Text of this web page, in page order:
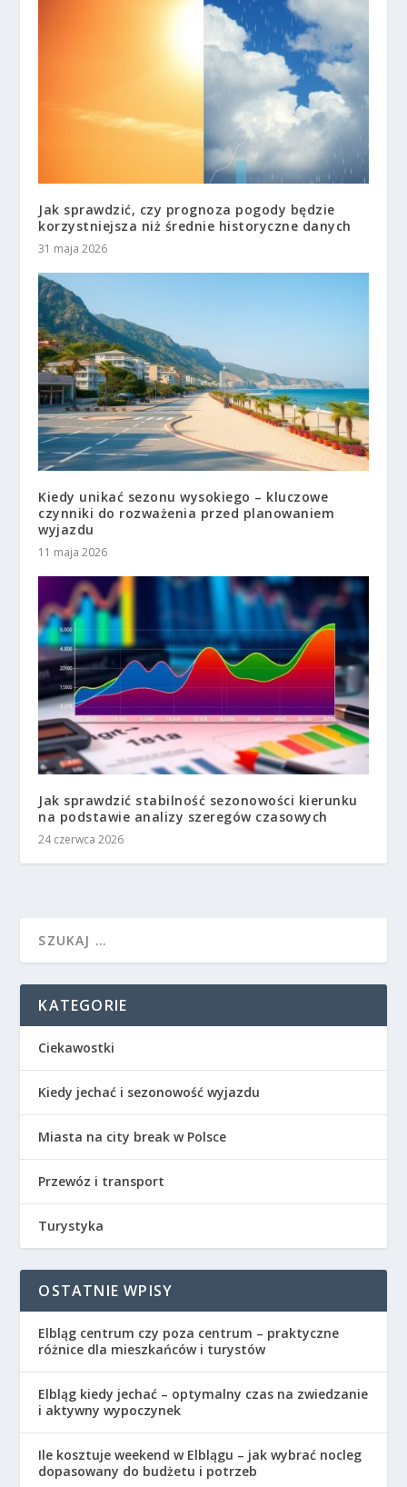
Jak sprawdzić, czy prognoza pogody będzie
korzystniejsza niż średnie historyczne danych
31 maja 2026
Kiedy unikać sezonu wysokiego – kluczowe
czynniki do rozważenia przed planowaniem
wyjazdu
11 maja 2026
Jak sprawdzić stabilność sezonowości kierunku
na podstawie analizy szeregów czasowych
24 czerwca 2026
KATEGORIE
Ciekawostki
Kiedy jechać i sezonowość wyjazdu
Miasta na city break w Polsce
Przewóz i transport
Turystyka
OSTATNIE WPISY
Elbląg centrum czy poza centrum – praktyczne
różnice dla mieszkańców i turystów
Elbląg kiedy jechać – optymalny czas na zwiedzanie
i aktywny wypoczynek
Ile kosztuje weekend w Elblągu – jak wybrać nocleg
dopasowany do budżetu i potrzeb